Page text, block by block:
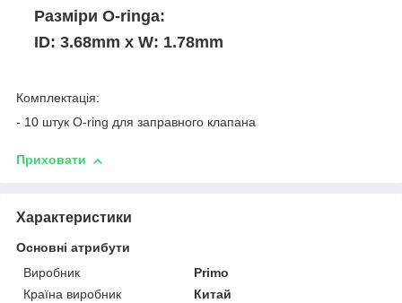
Разміри O-ringa:
ID: 3.68mm x W: 1.78mm
Комплектація:
- 10 штук O-ring для заправного клапана
Приховати
Характеристики
Основні атрибути
Виробник
Primo
Країна виробник
Китай